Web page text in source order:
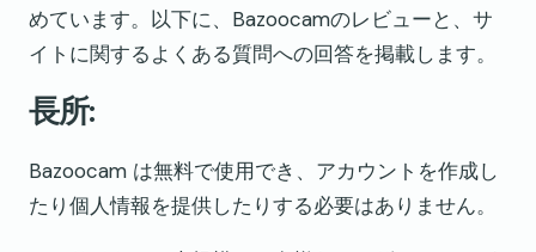
めています。以下に、Bazoocamのレビューと、サ
イトに関するよくある質問への回答を掲載します。
長所:
Bazoocam は無料で使用でき、アカウントを作成し
たり個人情報を提供したりする必要はありません。